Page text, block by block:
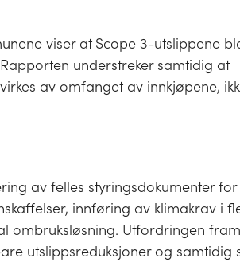
viser at Scope 3-utslippene
understreker samtidig at
av omfanget av innkjøpene,
av felles styringsdokumenter
innføring av klimakrav i
ombruksløsning. Utfordringen
utslippsreduksjoner og samtidig